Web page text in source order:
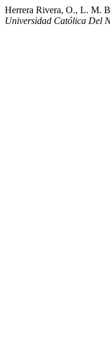
Herrera Rivera, O., L. M.
Universidad Católica Del